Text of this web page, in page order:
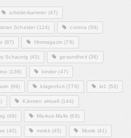
arbeiterkammer (47)
Scheider (124) corona (69)
(87) filmmagazin (76)
Schaunig (43) gesundheit(36)
(138) kinder (47)
(69) klagenfurt(776) kt1 (53)
Kärnten aktuell (144)
(49) Markus Malle (68)
(40) mmkk(45) Musik (41)